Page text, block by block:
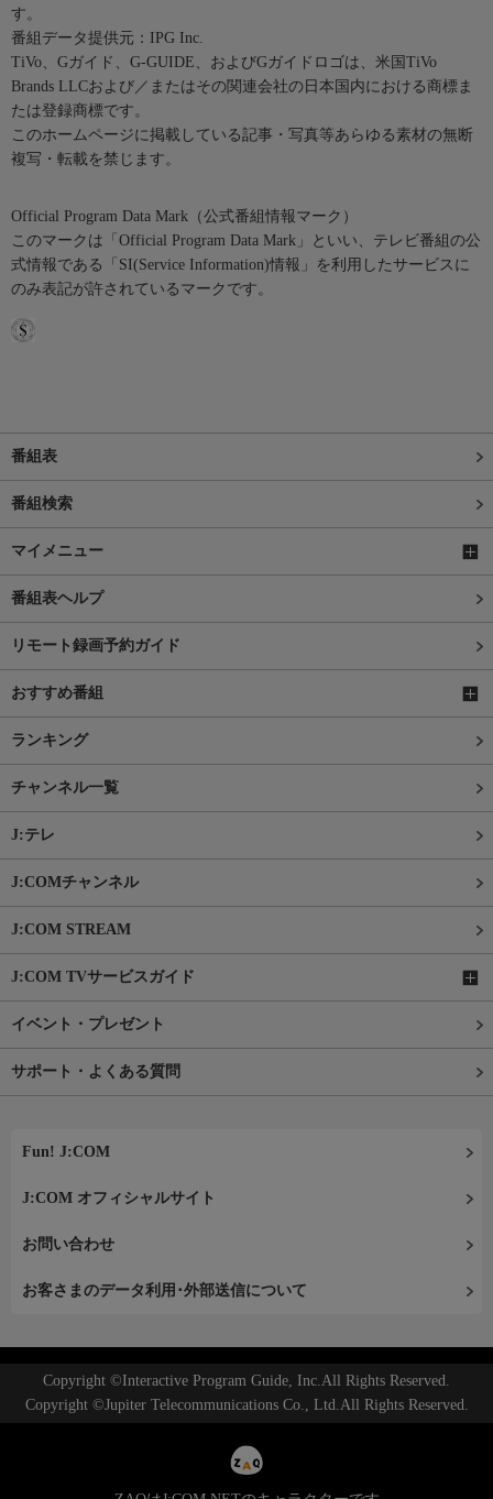
す。
番組データ提供元：IPG Inc.
TiVo、Gガイド、G-GUIDE、およびGガイドロゴは、米国TiVo
Brands LLCおよび／またはその関連会社の日本国内における商標ま
たは登録商標です。
このホームページに掲載している記事・写真等あらゆる素材の無断
複写・転載を禁じます。
Official Program Data Mark（公式番組情報マーク）
このマークは「Official Program Data Mark」といい、テレビ番組の公
式情報である「SI(Service Information)情報」を利用したサービスに
のみ表記が許されているマークです。
番組表
番組検索
マイメニュー
番組表ヘルプ
リモート録画予約ガイド
おすすめ番組
ランキング
チャンネル一覧
J:テレ
J:COMチャンネル
J:COM STREAM
J:COM TVサービスガイド
イベント・プレゼント
サポート・よくある質問
Fun! J:COM
J:COM オフィシャルサイト
お問い合わせ
お客さまのデータ利用･外部送信について
Copyright ©Interactive Program Guide, Inc.All Rights Reserved.
Copyright ©Jupiter Telecommunications Co., Ltd.All Rights Reserved.